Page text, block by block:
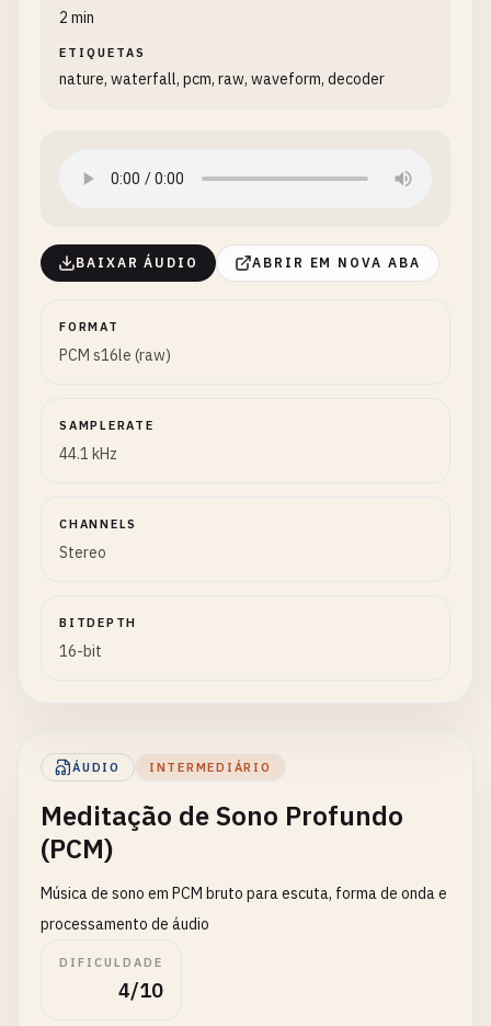
2 min
ETIQUETAS
nature, waterfall, pcm, raw, waveform, decoder
BAIXAR ÁUDIO ABRIR EM NOVA ABA
FORMAT
PCM s16le (raw)
SAMPLERATE
44.1 kHz
CHANNELS
Stereo
BITDEPTH
16-bit
ÁUDIO INTERMEDIÁRIO
Meditação de Sono Profundo
(PCM)
Música de sono em PCM bruto para escuta, forma de onda e
processamento de áudio
DIFICULDADE
4/10